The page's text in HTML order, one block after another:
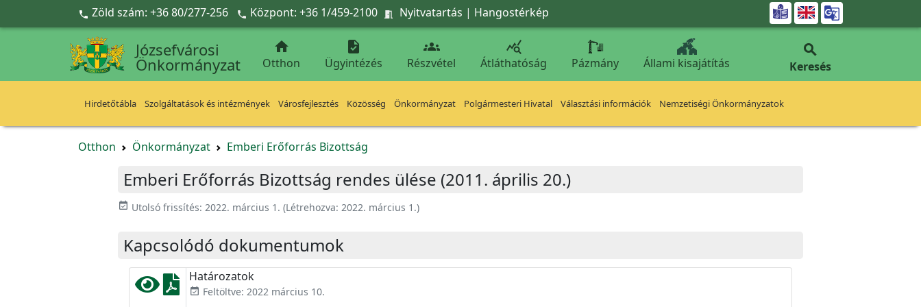
Ugrás a fő tartalomra
 Zöld szám: +36 80/277-256  Központ: +36 1/459-2100  Nyitvatartás | Hangostérkép 
Józsefvárosi
Önkormányzat

Otthon

Ügyintézés

Részvétel

Átláthatóság Pázmány Állami kisajátítás

Keresés
Hirdetőtábla Szolgáltatások és intézmények Városfejlesztés Közösség Önkormányzat Polgármesteri Hivatal Választási információk Nemzetiségi Önkormányzatok
Otthon Önkormányzat Emberi Erőforrás Bizottság
Emberi Erőforrás Bizottság rendes ülése (2011. április 20.)
event_available Utolsó frissítés: 2022. március 1. (Létrehozva: 2022. március 1.)
Kapcsolódó dokumentumok
Határozatok
event_available Feltöltve: 2022 március 10.